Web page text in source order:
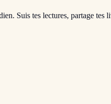
Suis tes lectures, partage